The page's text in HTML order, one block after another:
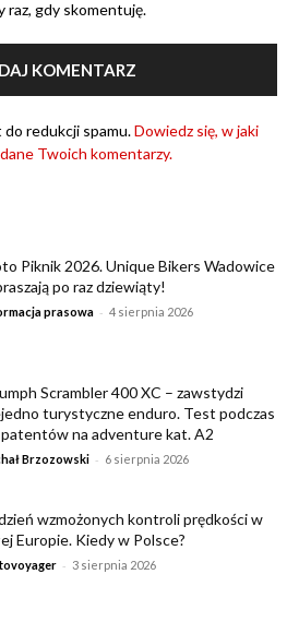
raz, gdy skomentuję.
redukcji spamu.Dowiedz się, w jaki
Twoich komentarzy.
Piknik 2026. Unique Bikers Wadowice
po raz dziewiąty!
prasowa - 4 sierpnia 2026
Scrambler 400 XC – zawstydzi
turystyczne enduro. Test podczas
na adventure kat. A2
Brzozowski - 6 sierpnia 2026
wzmożonych kontroli prędkości w
Europie. Kiedy w Polsce?
- 3 sierpnia 2026